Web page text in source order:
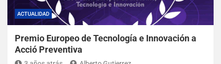
ACTUALIDAD
Premio Europeo de Tecnología e Innovación a
Acció Preventiva